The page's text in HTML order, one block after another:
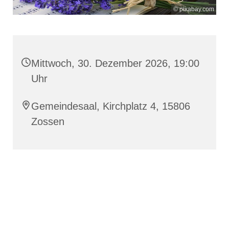
© pixabay.com
Mittwoch, 30. Dezember 2026, 19:00
Uhr
Gemeindesaal, Kirchplatz 4, 15806
Zossen